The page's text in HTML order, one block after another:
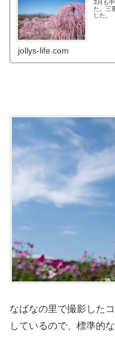
3月も
た。三
した。
jollys-life.com
なばなの里で撮影した
しているので、標準的